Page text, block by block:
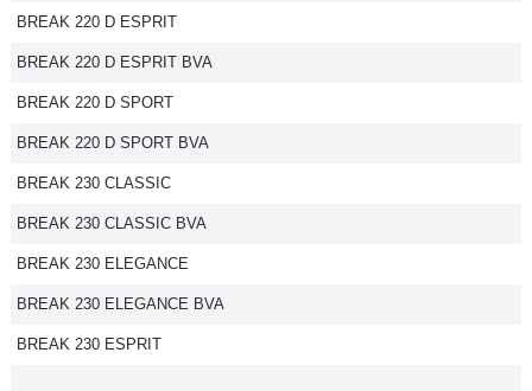
BREAK 220 D ESPRIT
BREAK 220 D ESPRIT BVA
BREAK 220 D SPORT
BREAK 220 D SPORT BVA
BREAK 230 CLASSIC
BREAK 230 CLASSIC BVA
BREAK 230 ELEGANCE
BREAK 230 ELEGANCE BVA
BREAK 230 ESPRIT